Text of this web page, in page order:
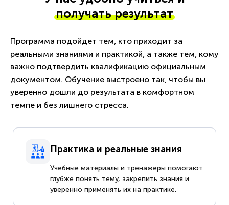
получать результат
Программа подойдет тем, кто приходит за
реальными знаниями и практикой, а также тем, кому
важно подтвердить квалификацию официальным
документом. Обучение выстроено так, чтобы вы
уверенно дошли до результата в комфортном
темпе и без лишнего стресса.
Практика и реальные знания
Учебные материалы и тренажеры помогают
глубже понять тему, закрепить знания и
уверенно применять их на практике.